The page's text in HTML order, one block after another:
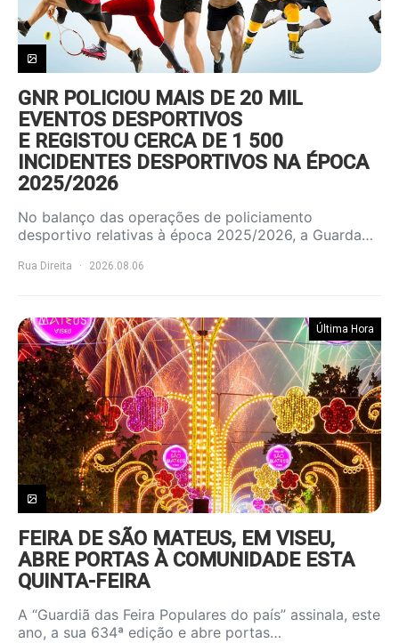
GNR POLICIOU MAIS DE 20 MIL
EVENTOS DESPORTIVOS
E REGISTOU CERCA DE 1 500
INCIDENTES DESPORTIVOS NA ÉPOCA
2025/2026
No balanço das operações de policiamento
desportivo relativas à época 2025/2026, a Guarda…
Rua Direita 2026.08.06
Última Hora
FEIRA DE SÃO MATEUS, EM VISEU,
ABRE PORTAS À COMUNIDADE ESTA
QUINTA-FEIRA
A “Guardiã das Feira Populares do país” assinala, este
ano, a sua 634ª edição e abre portas…